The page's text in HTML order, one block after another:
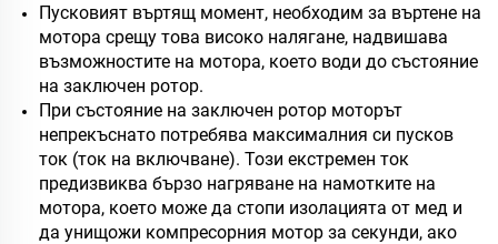
Пусковият въртящ момент, необходим за въртене на
мотора срещу това високо налягане, надвишава
възможностите на мотора, което води до състояние
на заключен ротор.
При състояние на заключен ротор моторът
непрекъснато потребява максималния си пусков
ток (ток на включване). Този екстремен ток
предизвиква бързо нагряване на намотките на
мотора, което може да стопи изолацията от мед и
да унищожи компресорния мотор за секунди, ако